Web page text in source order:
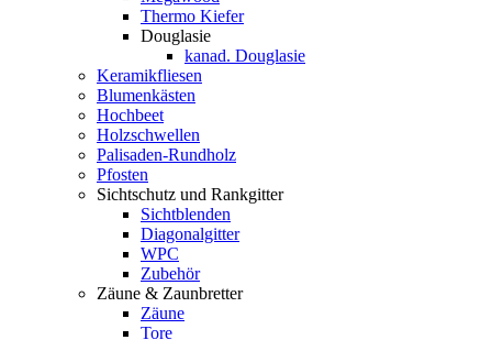
Thermo Kiefer
Douglasie
kanad. Douglasie
Keramikfliesen
Blumenkästen
Hochbeet
Holzschwellen
Palisaden-Rundholz
Pfosten
Sichtschutz und Rankgitter
Sichtblenden
Diagonalgitter
WPC
Zubehör
Zäune & Zaunbretter
Zäune
Tore